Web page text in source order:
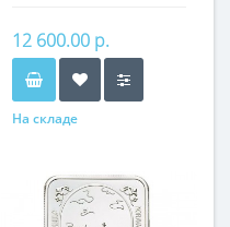
12 600.00 р.
На складе